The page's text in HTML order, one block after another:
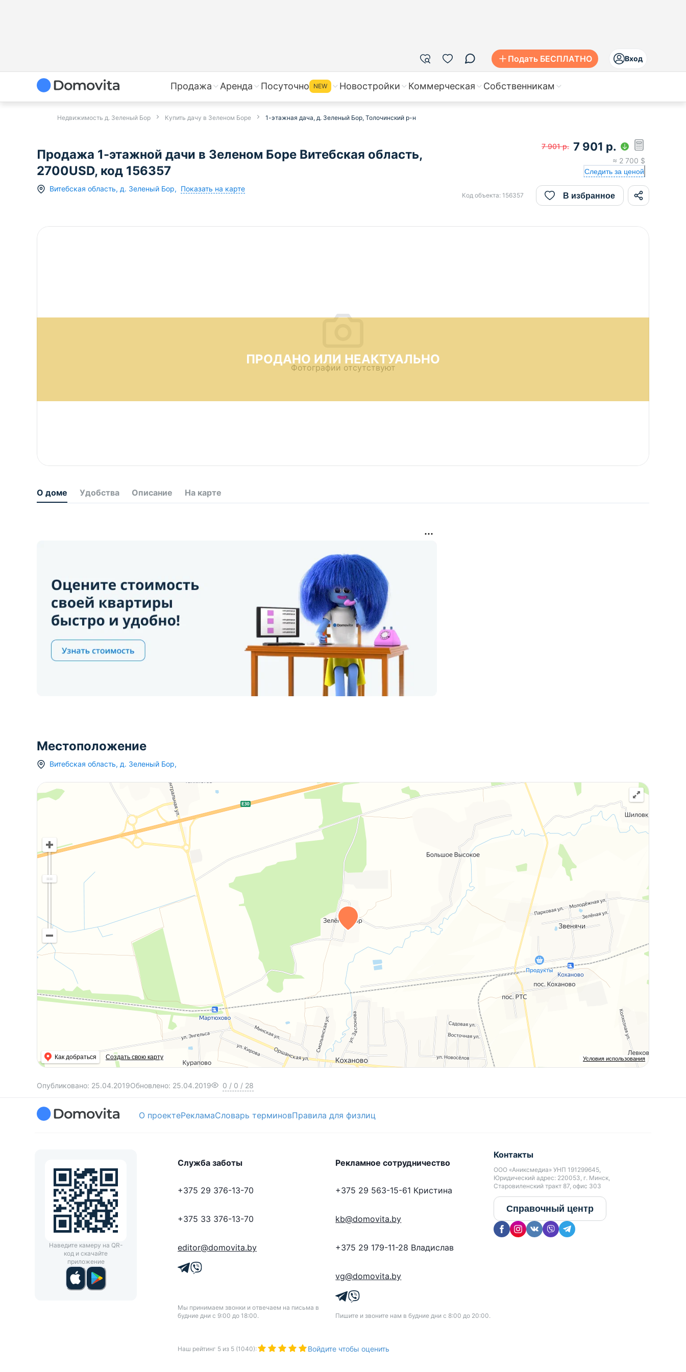
Подать БЕСПЛАТНО Вход
Продажа Аренда Посуточно NEW Новостройки Коммерческая Собственникам
Недвижимость д. Зеленый Бор Купить дачу в Зеленом Боре 1-этажная дача, д. Зеленый Бор, Толочинский р-н
Продажа 1-этажной дачи в Зеленом Боре Витебская область,
2700USD, код 156357
Витебская область, д. Зеленый Бор, Показать на карте
7 901 р. 7 901 р.
≈ 2 700 $
Следить за ценой
Код объекта: 156357 В избранное
ПРОДАНО ИЛИ НЕАКТУАЛЬНО
Фотографии отсутствуют
О доме Удобства Описание На карте
Местоположение
Витебская область, д. Зеленый Бор,
Условия использования
Как добраться Создать свою карту
Опубликовано: 25.04.2019Обновлено: 25.04.2019 0 / 0 / 28
О проектеРекламаСловарь терминовПравила для физлиц
Наведите камеру на QR-
код и скачайте
приложение
Служба заботы
+375 29 376-13-70
+375 33 376-13-70
editor@domovita.by
Мы принимаем звонки и отвечаем на письма в
будние дни с 9:00 до 18:00.
Рекламное сотрудничество
+375 29 563-15-61 Кристина
kb@domovita.by
+375 29 179-11-28 Владислав
vg@domovita.by
Пишите и звоните нам в будние дни с 8:00 до 20:00.
Контакты
ООО «Аниксмедиа» УНП 191299645,
Юридический адрес: 220053, г. Минск,
Старовиленский тракт 87, офис 303
Справочный центр
Наш рейтинг 5 из 5 (1040): Войдите чтобы оценить